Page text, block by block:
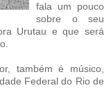
fala um pouco
sobre o seu
Urutau e que será
também é músico,
Federal do Rio de